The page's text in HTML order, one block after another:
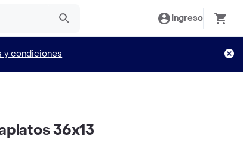
Ingreso
y condiciones
36x13